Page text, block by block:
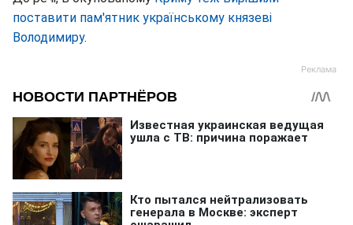
поставити пам'ятник українському князеві
Володимиру.